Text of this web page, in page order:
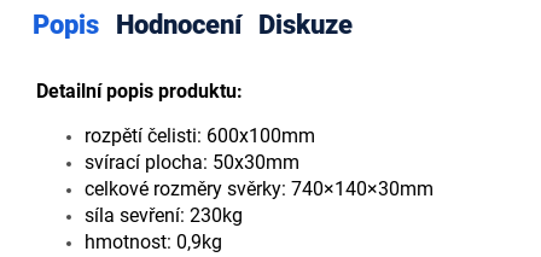
Popis Hodnocení Diskuze
Detailní popis produktu:
rozpětí čelisti: 600x100mm
svírací plocha: 50x30mm
celkové rozměry svěrky: 740×140×30mm
síla sevření: 230kg
hmotnost: 0,9kg